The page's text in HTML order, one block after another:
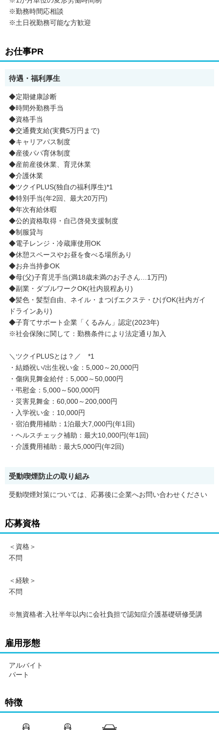
※勤務時間応相談
※土日祝勤務可能な方歓迎
お仕事PR
待遇・福利厚生
◆定期健康診断
◆時間外勤務手当
◆資格手当
◆交通費支給(実費5万円まで)
◆キャリアパス制度
◆産後パパ育休制度
◆産前産後休業、育児休業
◆介護休業
◆ツクイPLUS(独自の福利厚生)*1
◆特別手当(年2回、最大20万円)
◆年次有給休暇
◆公的資格取得・自己啓発支援制度
◆制服貸与
◆電子レンジ・冷蔵庫使用OK
◆休憩スペースやお昼を食べる場所あり
◆お弁当持参OK
◆母(父)子育児手当(満18歳未満のお子さん…1万円)
◆副業・ダブルワークOK(社内規程あり)
◆髪色・髪型自由、ネイル・まつげエクステ・ひげOK(社内ガイ
ドラインあり)
◆子育てサポート企業「くるみん」認定(2023年)
※社会保険に関して：勤務条件により法定通り加入
＼ツクイPLUSとは？／ *1
・結婚祝い/出生祝い金：5,000～20,000円
・傷病見舞金給付：5,000～50,000円
・弔慰金：5,000～500,000円
・災害見舞金：60,000～200,000円
・入学祝い金：10,000円
・宿泊費用補助：1泊最大7,000円(年1回)
・ヘルスチェック補助：最大10,000円(年1回)
・介護費用補助：最大5,000円(年2回)
受動喫煙防止の取り組み
受動喫煙対策については、応募後に企業へお問い合わせください
応募資格
＜資格＞
不問
＜経験＞
不問
※無資格者:入社半年以内に会社負担で認知症介護基礎研修受講
雇用形態
アルバイト
パート
特徴